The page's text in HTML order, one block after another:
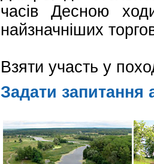
часів Десною
найзначніших
Взяти участь у
Задати запитання